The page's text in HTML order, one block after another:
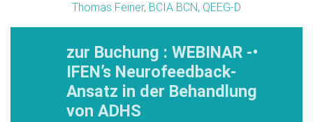
Thomas Feiner, BCIA BCN, QEEG-D
zur Buchung : WEBINAR -•
IFEN’s Neurofeedback-
Ansatz in der Behandlung
von ADHS